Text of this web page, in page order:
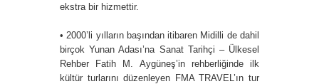
ekstra bir hizmettir.
• 2000’li yılların başından itibaren Midilli de dahil
birçok Yunan Adası’na Sanat Tarihçi – Ülkesel
Rehber Fatih M. Aygüneş’in rehberliğinde ilk
kültür turlarını düzenleyen FMA TRAVEL’ın tur